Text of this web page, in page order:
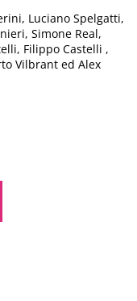
Luciano Spelgatti,
Simone Real,
Filippo Castelli ,
Vilbrant ed Alex